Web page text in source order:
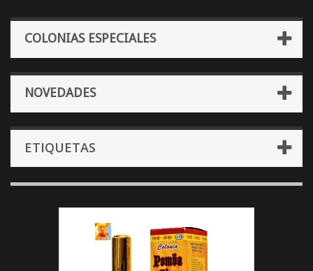
COLONIAS ESPECIALES
NOVEDADES
ETIQUETAS